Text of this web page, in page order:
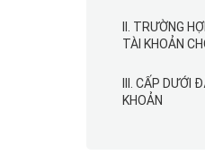
II. TRƯỜNG
TÀI KHOẢN
III. CẤP DƯỚI
KHOẢN